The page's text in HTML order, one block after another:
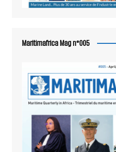
Maritimafrica Mag n°005